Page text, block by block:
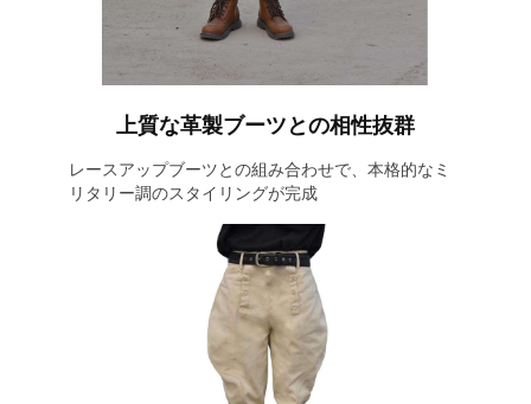
上質な革製ブーツとの相性抜群
レースアップブーツとの組み合わせで、本格的なミ
リタリー調のスタイリングが完成